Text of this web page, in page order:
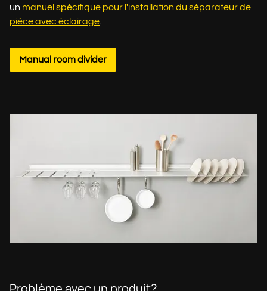
un manuel spécifique pour l'installation du séparateur de
pièce avec éclairage.
Manual room divider